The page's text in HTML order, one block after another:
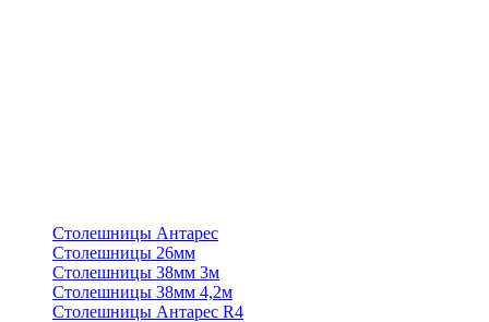
Столешницы Антарес
Столешницы 26мм
Столешницы 38мм 3м
Столешницы 38мм 4,2м
Столешницы Антарес R4